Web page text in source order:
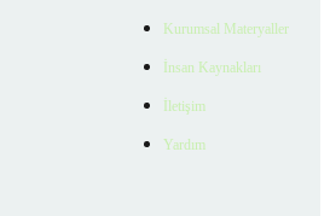
Kurumsal Materyaller
İnsan Kaynakları
İletişim
Yardım